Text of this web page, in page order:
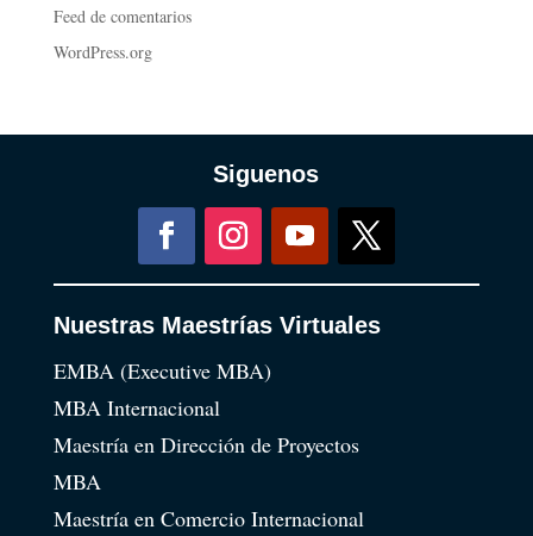
Feed de comentarios
WordPress.org
Siguenos
Nuestras Maestrías Virtuales
EMBA (Executive MBA)
MBA Internacional
Maestría en Dirección de Proyectos
MBA
Maestría en Comercio Internacional